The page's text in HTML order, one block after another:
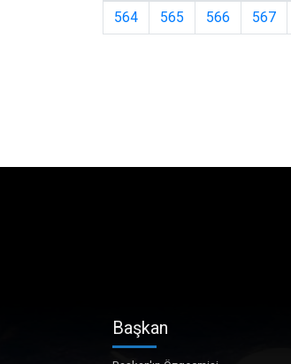
564
565 566 567
Başkan